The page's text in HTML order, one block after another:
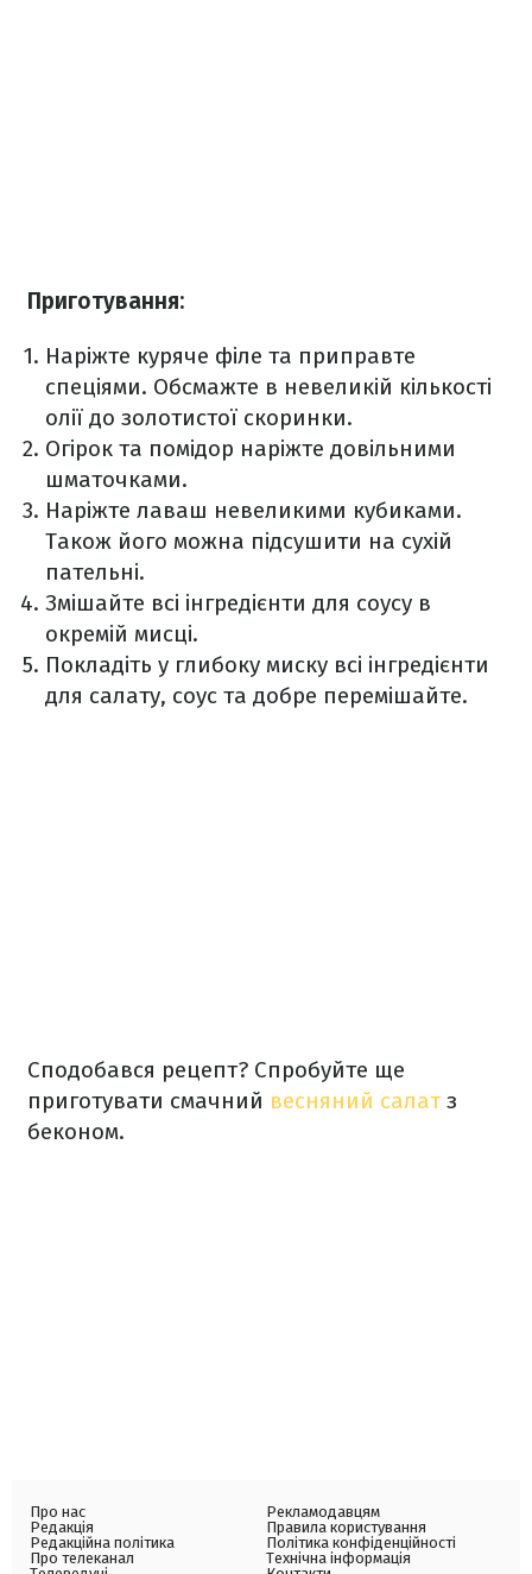
Приготування:
Наріжте куряче філе та приправте
спеціями. Обсмажте в невеликій кількості
олії до золотистої скоринки.
Огірок та помідор наріжте довільними
шматочками.
Наріжте лаваш невеликими кубиками.
Також його можна підсушити на сухій
пательні.
Змішайте всі інгредієнти для соусу в
окремій мисці.
Покладіть у глибоку миску всі інгредієнти
для салату, соус та добре перемішайте.
Сподобався рецепт? Спробуйте ще
приготувати смачний весняний салатз
беконом.
Про нас
Редакція
Редакційна політика
Про телеканал
Рекламодавцям
Правила користування
Політика конфіденційності
Технічна інформація